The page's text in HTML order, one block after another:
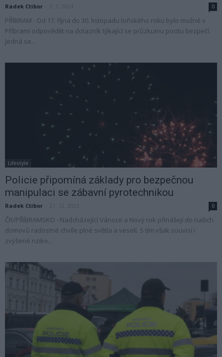
Radek Ctibor 0
PŘÍBRAM - Od 17. října do 30. listopadu loňského roku bylo možné v
Příbrami odpovědět na dotazník týkající se průzkumu pocitu bezpečí.
Jedná se...
Lifestyle
Policie připomíná základy pro bezpečnou
manipulaci se zábavní pyrotechnikou
Radek Ctibor 0
ČR/PŘÍBRAMSKO - Nadcházející Vánoce a Nový rok přinášejí do našich
domovů radostné chvíle plné světla a veselí. S tím však souvisí i
zvýšené riziko...